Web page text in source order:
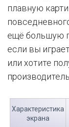
плавную
ещё большую
если вы
или хотите
Характеристика
экрана